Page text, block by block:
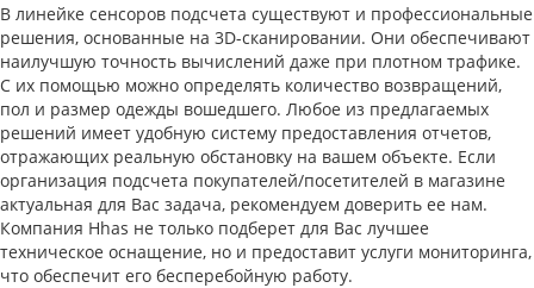
В линейке сенсоров подсчета существуют и профессиональные
решения, основанные на 3D-сканировании. Они обеспечивают
наилучшую точность вычислений даже при плотном трафике.
С их помощью можно определять количество возвращений,
пол и размер одежды вошедшего. Любое из предлагаемых
решений имеет удобную систему предоставления отчетов,
отражающих реальную обстановку на вашем объекте. Если
организация подсчета покупателей/посетителей в магазине
актуальная для Вас задача, рекомендуем доверить ее нам.
Компания Hhas не только подберет для Вас лучшее
техническое оснащение, но и предоставит услуги мониторинга,
что обеспечит его бесперебойную работу.